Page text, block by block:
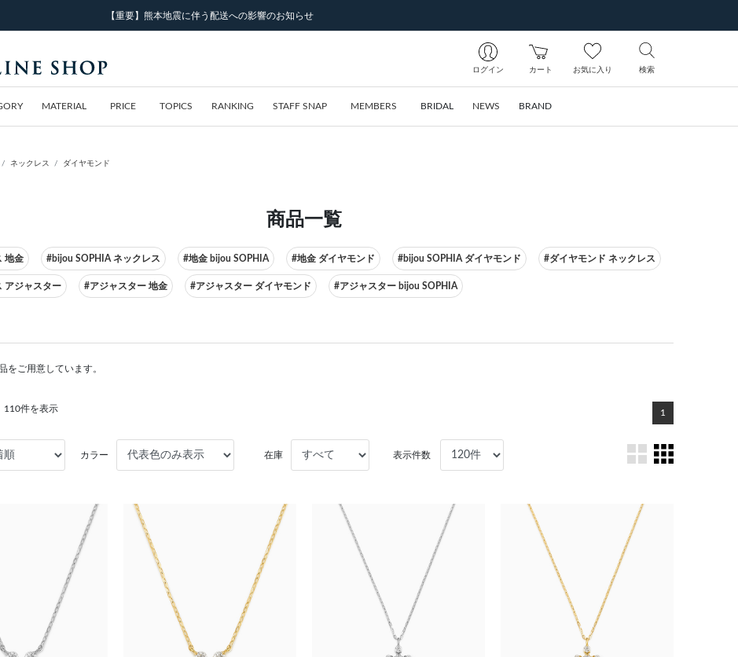
【重要】熊本地震に伴う配送への影響のお知らせ
ログイン カート お気に入り 検索
MATERIAL PRICE TOPICS RANKING STAFF SNAP MEMBERS BRIDAL NEWS BRAND
ネックレス ダイヤモンド
商品一覧
地金 #bijou SOPHIA ネックレス #地金 bijou SOPHIA #地金 ダイヤモンド #bijou SOPHIA ダイヤモンド #ダイヤモンド ネックレス
アジャスター #アジャスター 地金 #アジャスター ダイヤモンド #アジャスター bijou SOPHIA
をご用意しています。
110件を表示 1
カラー 在庫 表示件数